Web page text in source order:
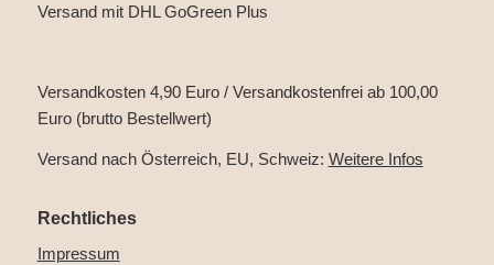
Versand mit DHL GoGreen Plus
Versandkosten 4,90 Euro / Versandkostenfrei ab 100,00
Euro (brutto Bestellwert)
Versand nach Österreich, EU, Schweiz: Weitere Infos
Rechtliches
Impressum